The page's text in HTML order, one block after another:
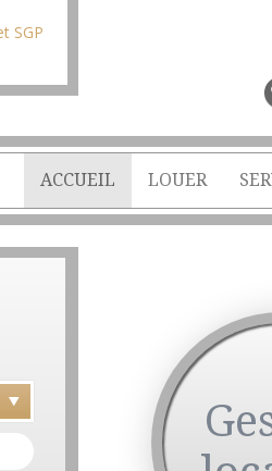
ACCUEIL LOUER